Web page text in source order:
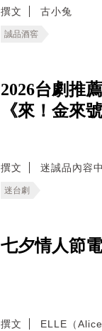
撰文 古小兔
誠品酒窖
2026台劇推
《來！金來
撰文 迷誠品內容
迷台劇
七夕情人節
撰文 ELLE（Alice